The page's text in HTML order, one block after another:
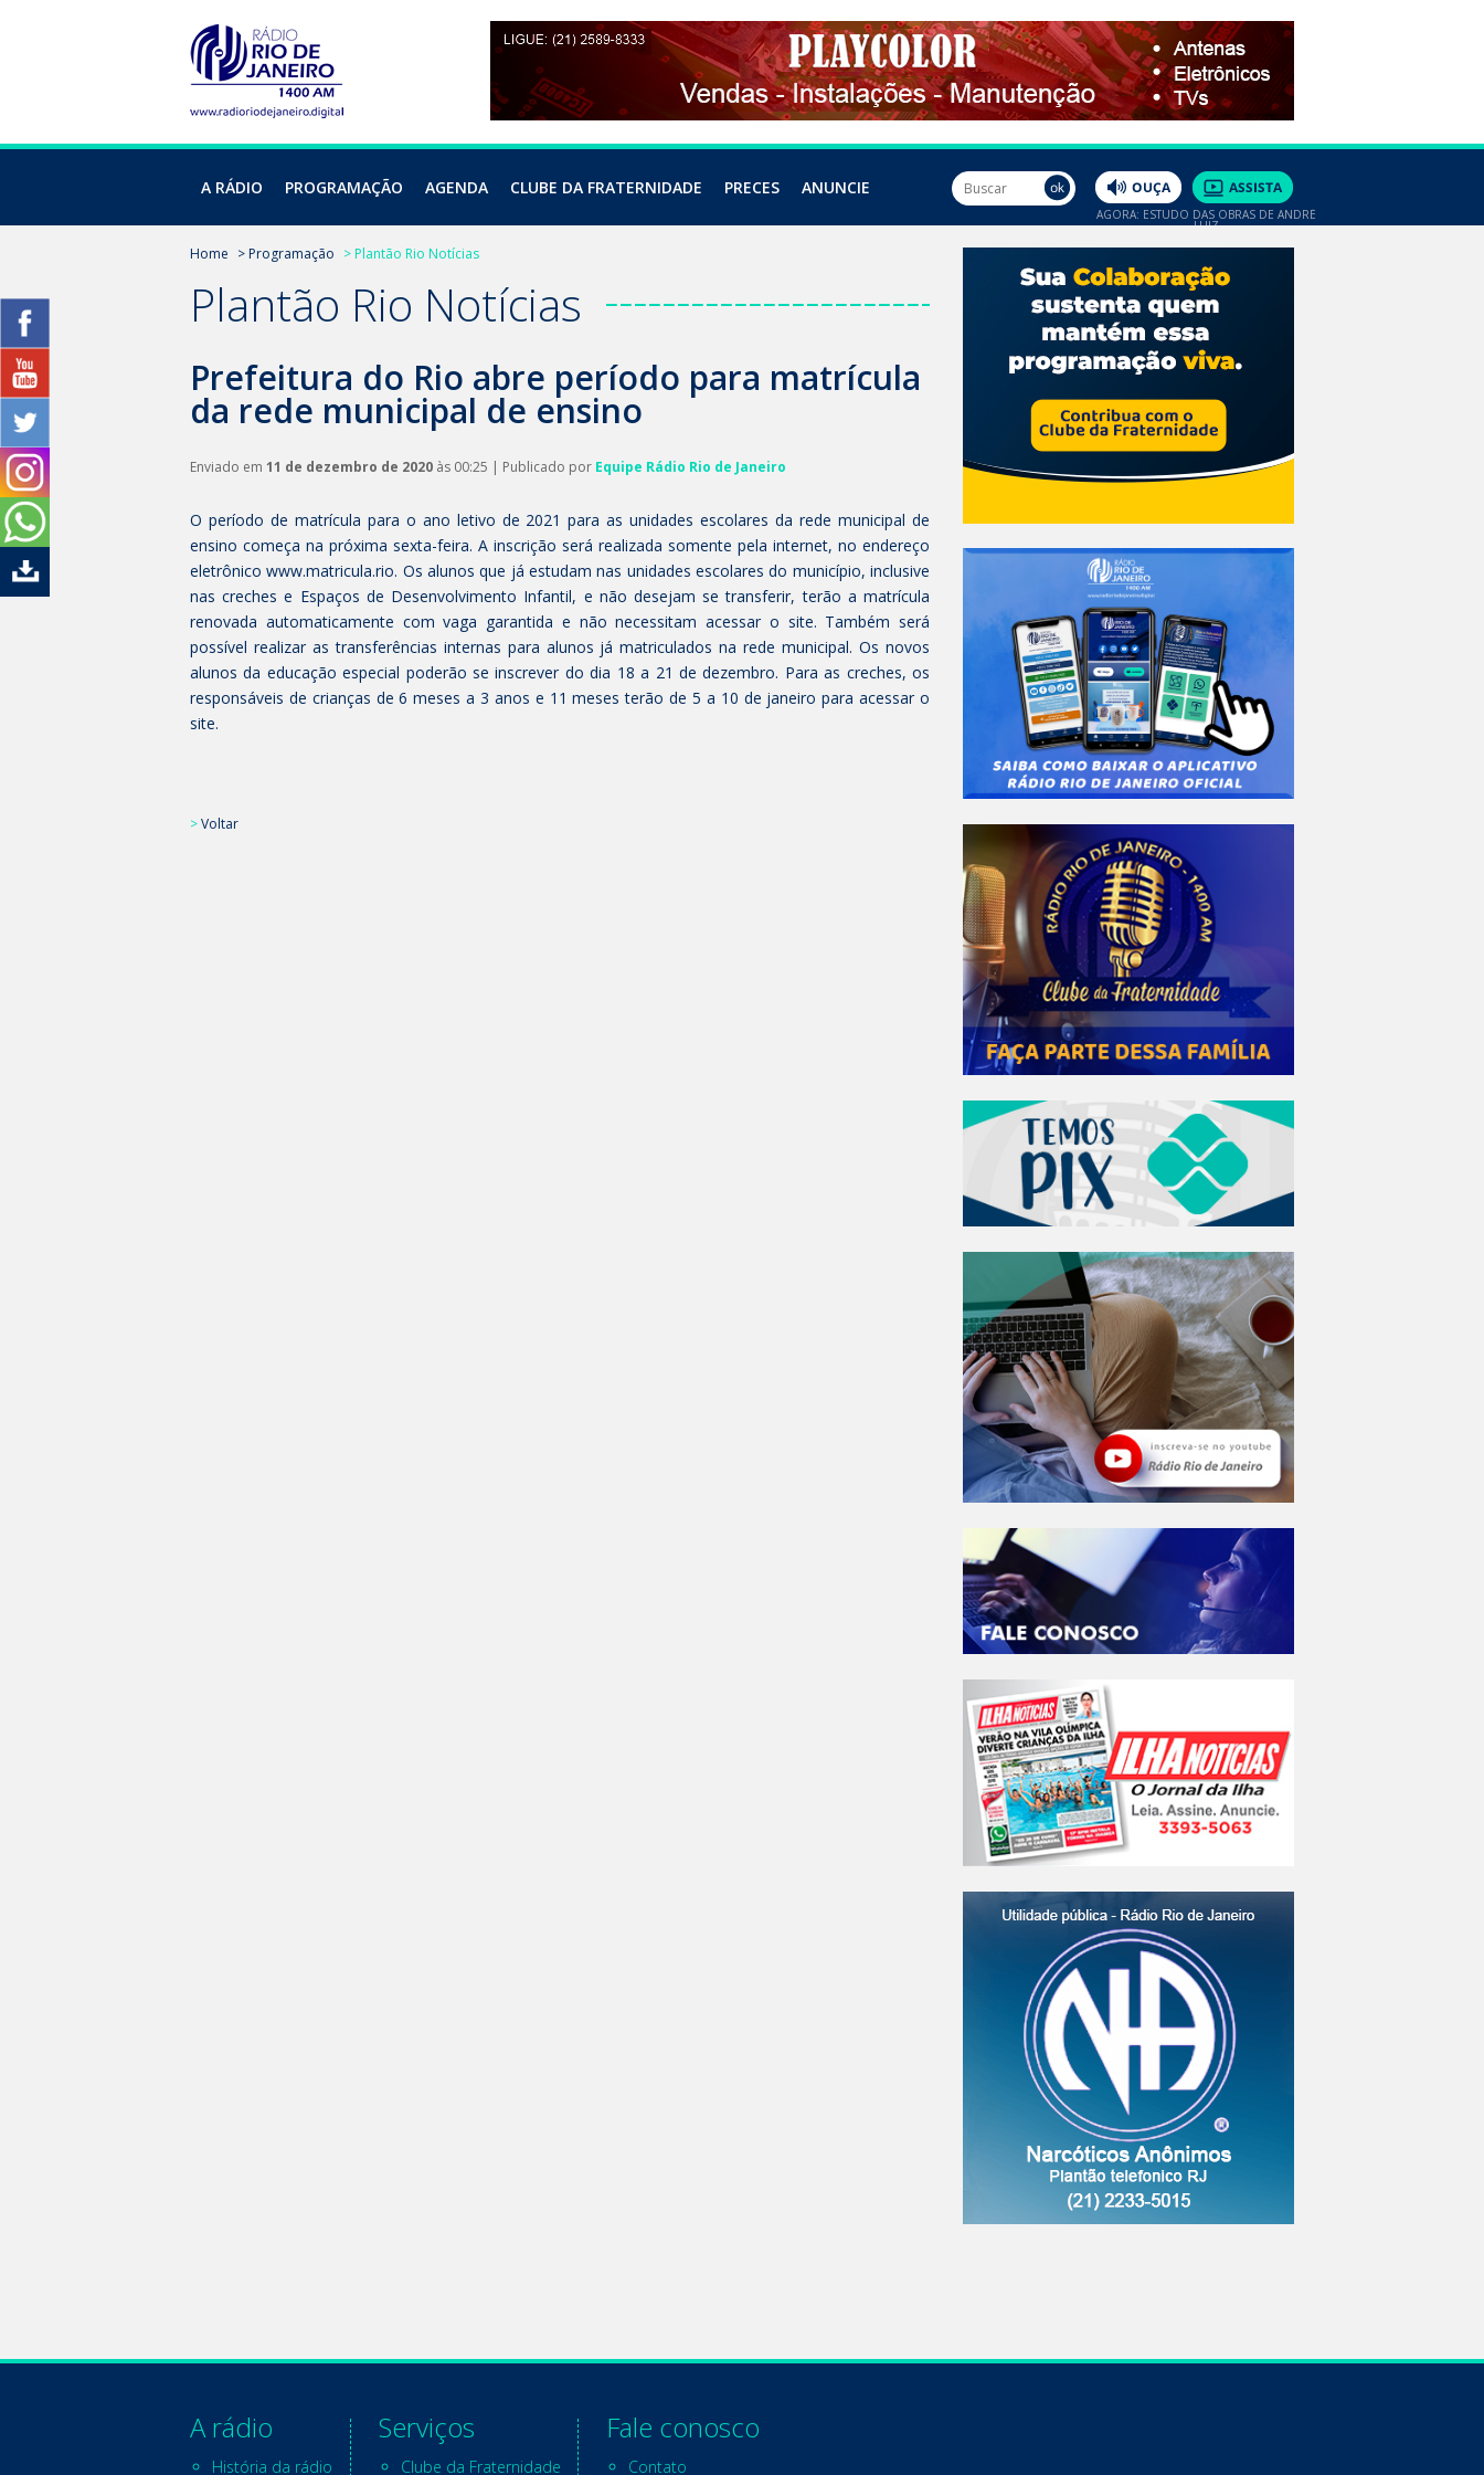
A RÁDIO PROGRAMAÇÃO AGENDA CLUBE DA FRATERNIDADE PRECES ANUNCIE
AGORA: ESTUDO DAS OBRAS DE ANDRÉ
LUIZ
Home > Programação > Plantão Rio Notícias
Plantão Rio Notícias
Prefeitura do Rio abre período para matrícula
da rede municipal de ensino
Enviado em 11 de dezembro de 2020 às 00:25 | Publicado por Equipe Rádio Rio de Janeiro
O período de matrícula para o ano letivo de 2021 para as unidades escolares da rede municipal de
ensino começa na próxima sexta-feira. A inscrição será realizada somente pela internet, no endereço
eletrônico www.matricula.rio. Os alunos que já estudam nas unidades escolares do município, inclusive
nas creches e Espaços de Desenvolvimento Infantil, e não desejam se transferir, terão a matrícula
renovada automaticamente com vaga garantida e não necessitam acessar o site. Também será
possível realizar as transferências internas para alunos já matriculados na rede municipal. Os novos
alunos da educação especial poderão se inscrever do dia 18 a 21 de dezembro. Para as creches, os
responsáveis de crianças de 6 meses a 3 anos e 11 meses terão de 5 a 10 de janeiro para acessar o
site.
>Voltar
A rádio
História da rádio
Serviços
Clube da Fraternidade
Fale conosco
Contato